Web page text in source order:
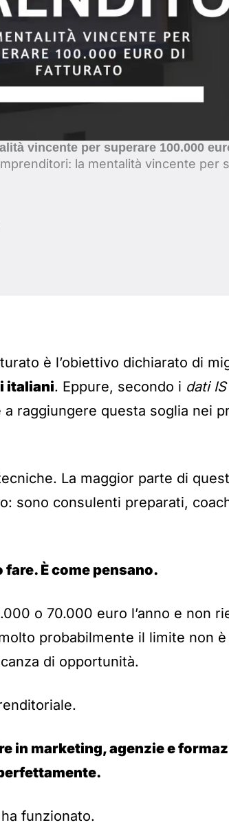
vincente per superare 100.000
la mentalità vincente per
è l’obiettivo dichiarato di
italiani. Eppure, secondo i dati
raggiungere questa soglia nei
La maggior parte di
sono consulenti preparati,
È come pensano.
o 70.000 euro l’anno e non
probabilmente il limite non
di opportunità.
in marketing, agenzie e
funzionato.